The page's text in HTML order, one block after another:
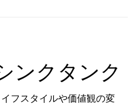
ンクタンク
フスタイルや価値観の変